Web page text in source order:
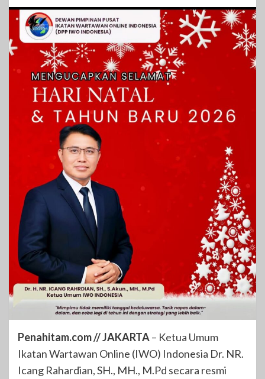
​Penahitam.com // JAKARTA– Ketua Umum
Ikatan Wartawan Online (IWO) Indonesia Dr. NR.
Icang Rahardian, SH., MH., M.Pd secara resmi